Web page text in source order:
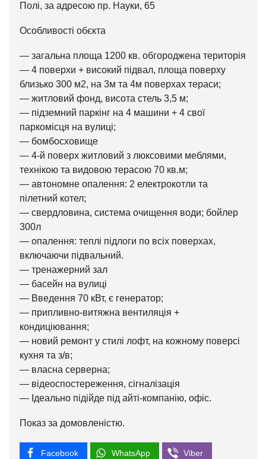
Полі, за адресою пр. Науки, 65
Особливості обєкта
— загальна площа 1200 кв. обгороджена територія
— 4 поверхи + високий підвал, площа поверху
близько 300 м2, на 3м та 4м поверхах тераси;
— житловий фонд, висота стель 3,5 м;
— підземний паркінг на 4 машини + 4 свої
паркомісця на вулиці;
— бомбосховище
— 4-й поверх житловий з люксовими меблями,
технікою та видовою терасою 70 кв.м;
— автономне опалення: 2 електрокотли та
пілетний котел;
— свердловина, система очищення води; бойлер
300л
— опалення: теплі підлоги по всіх поверхах,
включаючи підвальний.
— тренажерний зал
— басейн на вулиці
— Введення 70 кВт, є генератор;
— припливно-витяжна вентиляція +
кондиціювання;
— новий ремонт у стилі лофт, на кожному поверсі
кухня та з/в;
— власна серверна;
— відеоспостереження, сігналізація
— Ідеально підійде під айті-компанію, офіс.
Показ за домовленістю.
Facebook WhatsApp Viber